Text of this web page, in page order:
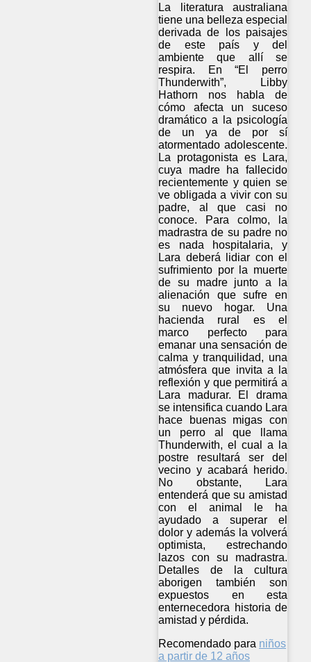
La literatura australiana
tiene una belleza especial
derivada de los paisajes
de este país y del
ambiente que allí se
respira. En “El perro
Thunderwith”, Libby
Hathorn nos habla de
cómo afecta un suceso
dramático a la psicología
de un ya de por sí
atormentado adolescente.
La protagonista es Lara,
cuya madre ha fallecido
recientemente y quien se
ve obligada a vivir con su
padre, al que casi no
conoce. Para colmo, la
madrastra de su padre no
es nada hospitalaria, y
Lara deberá lidiar con el
sufrimiento por la muerte
de su madre junto a la
alienación que sufre en
su nuevo hogar. Una
hacienda rural es el
marco perfecto para
emanar una sensación de
calma y tranquilidad, una
atmósfera que invita a la
reflexión y que permitirá a
Lara madurar. El drama
se intensifica cuando Lara
hace buenas migas con
un perro al que llama
Thunderwith, el cual a la
postre resultará ser del
vecino y acabará herido.
No obstante, Lara
entenderá que su amistad
con el animal le ha
ayudado a superar el
dolor y además la volverá
optimista, estrechando
lazos con su madrastra.
Detalles de la cultura
aborigen también son
expuestos en esta
enternecedora historia de
amistad y pérdida.
Recomendado para niños
a partir de 12 años